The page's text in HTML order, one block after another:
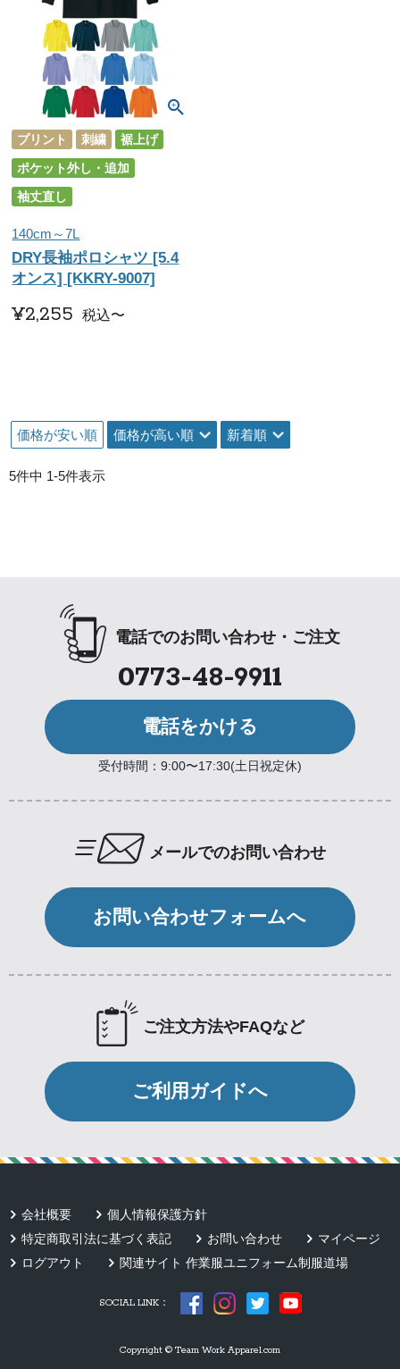
プリント 刺繍
裾上げ
ポケット外し・追加
袖丈直し
140cm～7L
DRY長袖ポロシャツ [5.4
オンス] [KKRY-9007]
¥2,255 税込〜
価格が安い順 価格が高い順 新着順
5件中 1-5件表示
電話でのお問い合わせ・ご注文
0773-48-9911
電話をかける
受付時間：9:00〜17:30(土日祝定休)
メールでのお問い合わせ
お問い合わせフォームへ
ご注文方法やFAQなど
ご利用ガイドへ
会社概要
個人情報保護方針
特定商取引法に基づく表記
お問い合わせ
マイページ
ログアウト
関連サイト 作業服ユニフォーム制服道場
SOCIAL LINK：
Copyright © Team Work Apparel.com